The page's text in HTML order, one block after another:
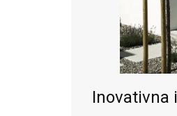
Inovativna